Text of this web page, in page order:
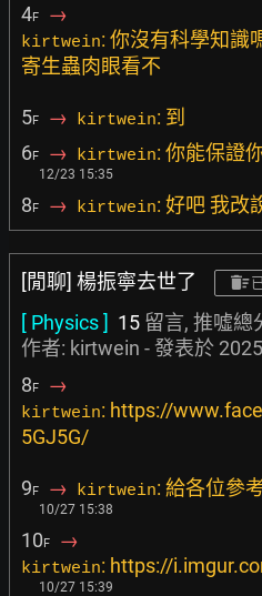
4F →
kirtwein: 你沒有科學知識
寄生蟲肉眼看不
5F → kirtwein: 到
6F → kirtwein: 你能保證
12/23 15:35
8F → kirtwein: 好吧 我改
[閒聊] 楊振寧去世了
[ Physics ] 15 留言, 推噓總
作者: kirtwein - 發表於
8F →
kirtwein: https://
5GJ5G/
9F → kirtwein: 給各位參
10/27 15:38
10F →
kirtwein: https://
10/27 15:39